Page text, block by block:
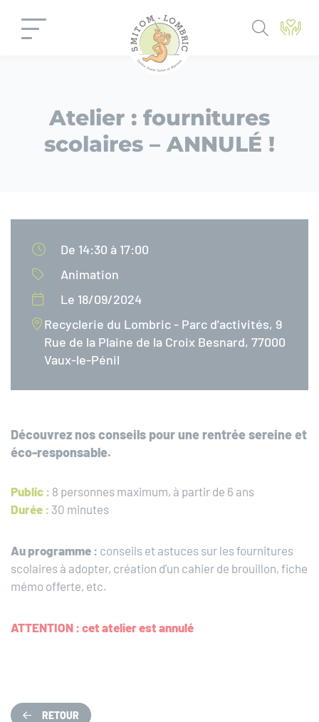
Atelier : fournitures
scolaires – ANNULÉ !
De 14:30 à 17:00
Animation
Le 18/09/2024
Recyclerie du Lombric - Parc d'activités, 9
Rue de la Plaine de la Croix Besnard, 77000
Vaux-le-Pénil
Découvrez nos conseils pour une rentrée sereine et
éco-responsable.
Public : 8 personnes maximum, à partir de 6 ans
Durée : 30 minutes
Au programme : conseils et astuces sur les fournitures
scolaires à adopter, création d’un cahier de brouillon, fiche
mémo offerte, etc.
ATTENTION : cet atelier est annulé
RETOUR